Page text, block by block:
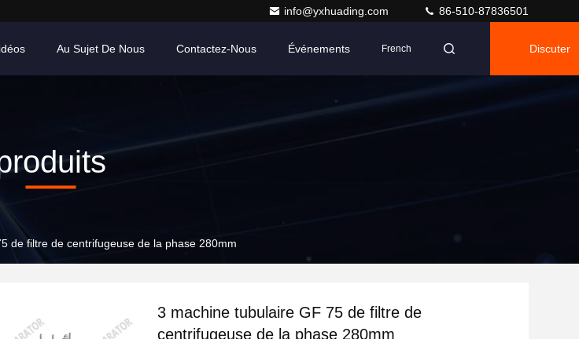
info@yxhuading.com 86-510-87836501
Au Sujet De Nous Contactez-Nous Événements French Discuter
de filtre de centrifugeuse de la phase 280mm
3 machine tubulaire GF 75 de filtre de
centrifugeuse de la phase 280mm